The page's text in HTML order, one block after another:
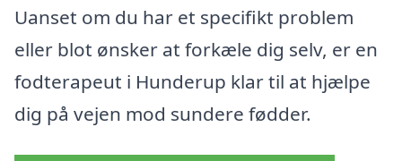
Uanset om du har et specifikt problem
eller blot ønsker at forkæle dig selv, er en
fodterapeut i Hunderup klar til at hjælpe
dig på vejen mod sundere fødder.